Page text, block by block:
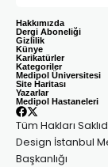
aletlere kadar
Hakkımızda
Dergi Aboneliği
Gizlilik
Künye
Karikatürler
Kategoriler
Medipol Üniversitesi
Site Haritası
Yazarlar
Medipol Hastaneleri
Tüm Hakları
Design İstanbul
Başkanlığı